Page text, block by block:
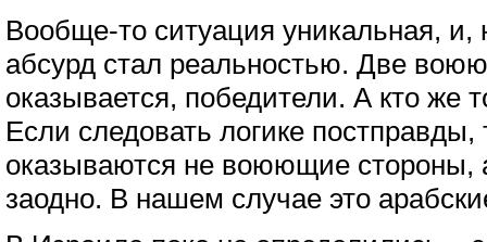
Вообще-то ситуация уникальная, и,
абсурд стал реальностью. Две
оказывается, победители. А кто же
Если следовать логике
оказываются не воюющие стороны,
заодно. В нашем случае это